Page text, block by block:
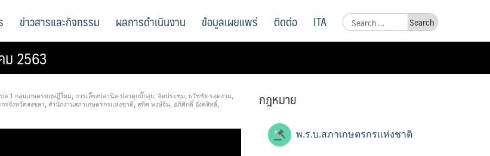
Search
for:
ข่าวสารและกิจกรรม ผลการดำเนินงาน ข้อมูลเผยแพร่ ติดต่อ ITA
ม 2563
ล 1 กลุ่มเกษตรทฤษฎีใหม่ การเลี้ยงปลานิล-ปลาดุกบิ๊กอุย จัดประชุม ธวัชชัย รอดงาม
รจังหวัดสงขลา สำนักงานสภาเกษตรกรแห่งชาติ สุทิศ พงษ์จีน อภิศักดิ์ อังคสิทธิ์ กฎหมาย
พ.ร.บ.สภาเกษตรกรแห่งชาติ